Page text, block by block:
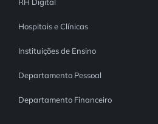
Hospitais e Clínicas
Instituições de Ensino
Departamento Pessoal
Departamento Financeiro